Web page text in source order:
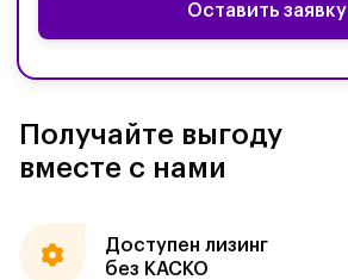
Оставить заявку
Получайте выгоду
вместе с нами
Доступен лизинг
без КАСКО